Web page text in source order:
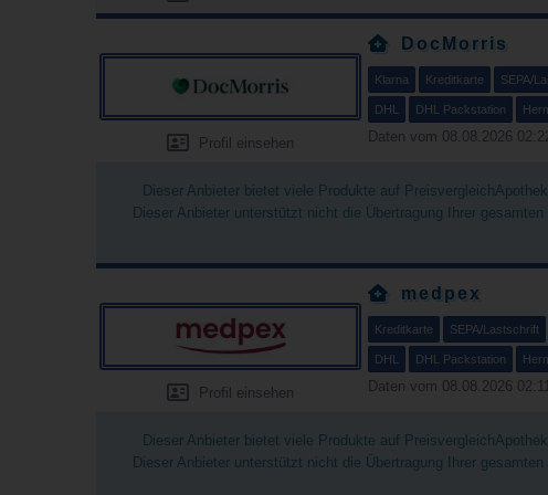
Profil einsehen
DocMorris
Klarna Kreditkarte SEPA/
DHL DHL Packstation
Daten vom 08.08.2026
Dieser Anbieter bietet viele Produkte auf
Dieser Anbieter unterstützt nicht die Übertragung Ihrer
Profil einsehen
medpex
Kreditkarte SEPA/Lastschrift
DHL DHL Packstation
Daten vom 08.08.2026
Dieser Anbieter bietet viele Produkte auf
Dieser Anbieter unterstützt nicht die Übertragung Ihrer